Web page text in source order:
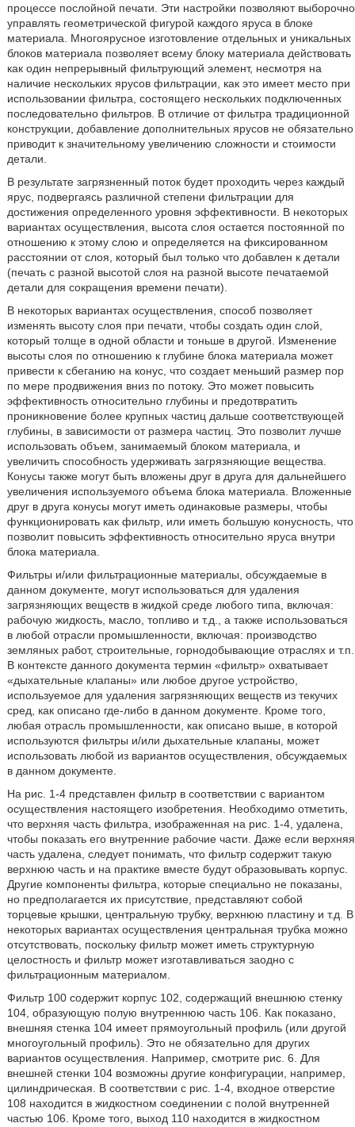
процессе послойной печати. Эти настройки позволяют выборочно
управлять геометрической фигурой каждого яруса в блоке
материала. Многоярусное изготовление отдельных и уникальных
блоков материала позволяет всему блоку материала действовать
как один непрерывный фильтрующий элемент, несмотря на
наличие нескольких ярусов фильтрации, как это имеет место при
использовании фильтра, состоящего нескольких подключенных
последовательно фильтров. В отличие от фильтра традиционной
конструкции, добавление дополнительных ярусов не обязательно
приводит к значительному увеличению сложности и стоимости
детали.
В результате загрязненный поток будет проходить через каждый
ярус, подвергаясь различной степени фильтрации для
достижения определенного уровня эффективности. В некоторых
вариантах осуществления, высота слоя остается постоянной по
отношению к этому слою и определяется на фиксированном
расстоянии от слоя, который был только что добавлен к детали
(печать с разной высотой слоя на разной высоте печатаемой
детали для сокращения времени печати).
В некоторых вариантах осуществления, способ позволяет
изменять высоту слоя при печати, чтобы создать один слой,
который толще в одной области и тоньше в другой. Изменение
высоты слоя по отношению к глубине блока материала может
привести к сбеганию на конус, что создает меньший размер пор
по мере продвижения вниз по потоку. Это может повысить
эффективность относительно глубины и предотвратить
проникновение более крупных частиц дальше соответствующей
глубины, в зависимости от размера частиц. Это позволит лучше
использовать объем, занимаемый блоком материала, и
увеличить способность удерживать загрязняющие вещества.
Конусы также могут быть вложены друг в друга для дальнейшего
увеличения используемого объема блока материала. Вложенные
друг в друга конусы могут иметь одинаковые размеры, чтобы
функционировать как фильтр, или иметь большую конусность, что
позволит повысить эффективность относительно яруса внутри
блока материала.
Фильтры и/или фильтрационные материалы, обсуждаемые в
данном документе, могут использоваться для удаления
загрязняющих веществ в жидкой среде любого типа, включая:
рабочую жидкость, масло, топливо и т.д., а также использоваться
в любой отрасли промышленности, включая: производство
земляных работ, строительные, горнодобывающие отраслях и т.п.
В контексте данного документа термин «фильтр» охватывает
«дыхательные клапаны» или любое другое устройство,
используемое для удаления загрязняющих веществ из текучих
сред, как описано где-либо в данном документе. Кроме того,
любая отрасль промышленности, как описано выше, в которой
используются фильтры и/или дыхательные клапаны, может
использовать любой из вариантов осуществления, обсуждаемых
в данном документе.
На рис. 1-4 представлен фильтр в соответствии с вариантом
осуществления настоящего изобретения. Необходимо отметить,
что верхняя часть фильтра, изображенная на рис. 1-4, удалена,
чтобы показать его внутренние рабочие части. Даже если верхняя
часть удалена, следует понимать, что фильтр содержит такую
верхнюю часть и на практике вместе будут образовывать корпус.
Другие компоненты фильтра, которые специально не показаны,
но предполагается их присутствие, представляют собой
торцевые крышки, центральную трубку, верхнюю пластину и т.д. В
некоторых вариантах осуществления центральная трубка можно
отсутствовать, поскольку фильтр может иметь структурную
целостность и фильтр может изготавливаться заодно с
фильтрационным материалом.
Фильтр 100 содержит корпус 102, содержащий внешнюю стенку
104, образующую полую внутреннюю часть 106. Как показано,
внешняя стенка 104 имеет прямоугольный профиль (или другой
многоугольный профиль). Это не обязательно для других
вариантов осуществления. Например, смотрите рис. 6. Для
внешней стенки 104 возможны другие конфигурации, например,
цилиндрическая. В соответствии с рис. 1-4, входное отверстие
108 находится в жидкостном соединении с полой внутренней
частью 106. Кроме того, выход 110 находится в жидкостном